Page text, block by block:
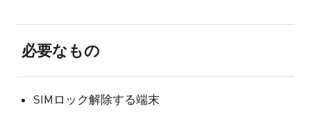
必要なもの
SIMロック解除する端末